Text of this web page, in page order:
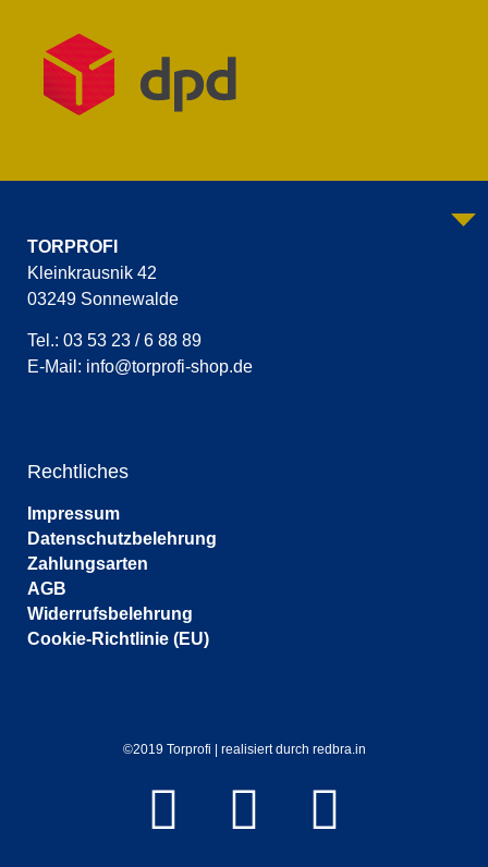
TORPROFI
Kleinkrausnik 42
03249 Sonnewalde
Tel.: 03 53 23 / 6 88 89
E-Mail: info@torprofi-shop.de
Rechtliches
Impressum
Datenschutzbelehrung
Zahlungsarten
AGB
Widerrufsbelehrung
Cookie-Richtlinie (EU)
©2019 Torprofi | realisiert durch redbra.in